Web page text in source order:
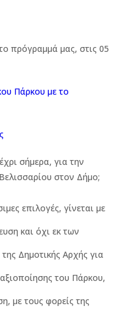
πρόγραμμά μας, στις 05
Πάρκου με το
σήμερα, για την
στον Δήμο;
επιλογές, γίνεται με
και όχι εκ των
Δημοτικής Αρχής για
του Πάρκου,
με τους φορείς της